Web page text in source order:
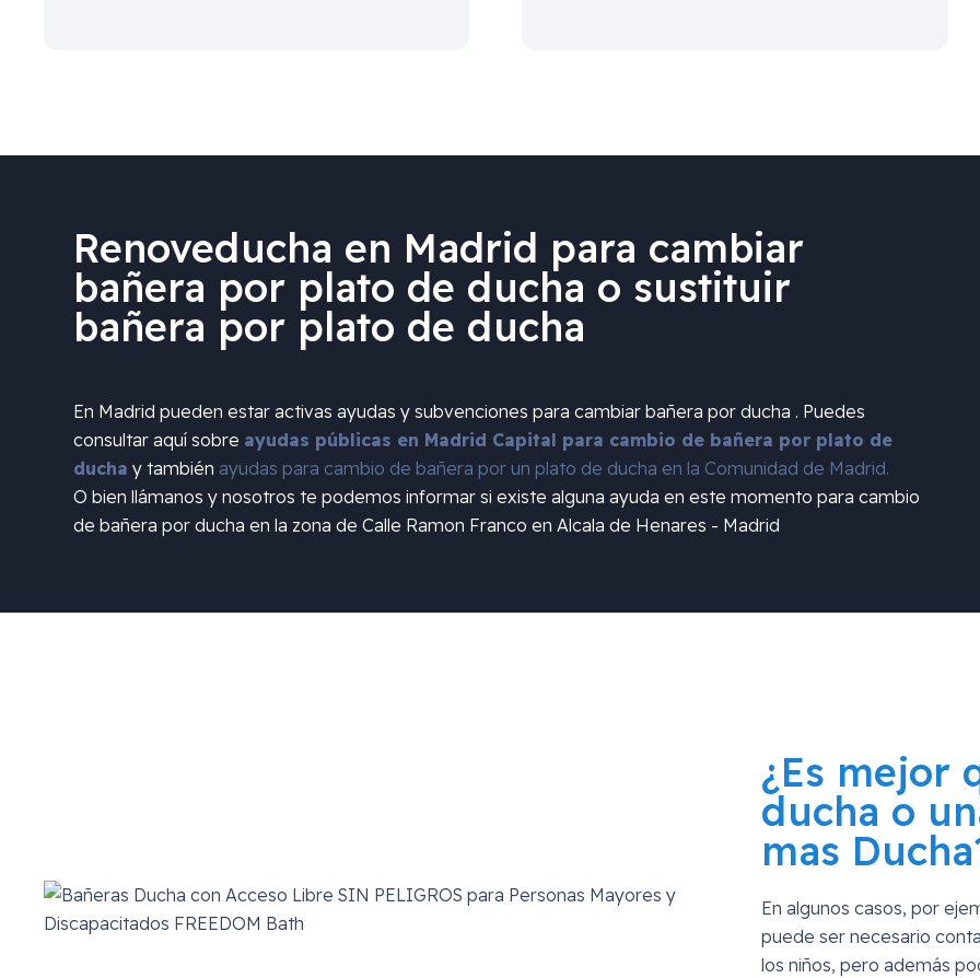
Renoveducha en Madrid para cambiar
bañera por plato de ducha o sustituir
bañera por plato de ducha
En Madrid pueden estar activas ayudas y subvenciones para cambiar bañera por ducha . Puedes
consultar aquí sobre ayudas públicas en Madrid Capital para cambio de bañera por plato de
ducha y también ayudas para cambio de bañera por un plato de ducha en la Comunidad de Madrid.
O bien llámanos y nosotros te podemos informar si existe alguna ayuda en este momento para cambio
de bañera por ducha en la zona deCalle Ramon Franco en Alcala de Henares - Madrid
¿Es mejor
ducha o
mas
En algunos casos, por
puede ser necesario
los niños, pero además